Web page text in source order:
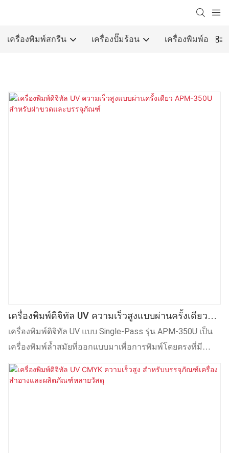
เครื่องพิมพ์สกรีน เครื่องปั๊มร้อน เครื่องพิมพ์ออฟเ
เครื่องพิมพ์ดิจิทัล UV ความเร็วสูงแบบผ่านครั้งเดียว
APM-350U สำหรับฝาขวดและบรรจุภัณฑ์
เครื่องพิมพ์ดิจิทัล UV แบบ Single-Pass รุ่น APM-350U เป็น
เครื่องพิมพ์ล้ำสมัยที่ออกแบบมาเพื่อการพิมพ์โดยตรงที่มี
ประสิทธิภาพสูงและความแม่นยำสูงบนฝาขวด ถุงใส่ของกลับ
บ้าน ถุงปิดผนึก ฝากล่องอาหาร แผ่นเหล็ก ผ้าไม่ทอ และวัสดุ